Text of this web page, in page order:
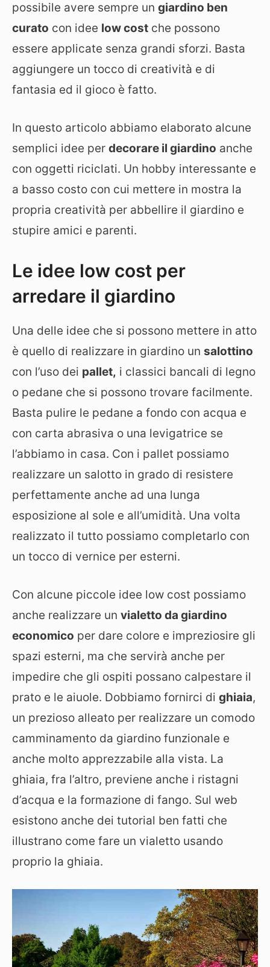
possibile avere sempre un giardino ben
curato con idee low cost che possono
essere applicate senza grandi sforzi. Basta
aggiungere un tocco di creatività e di
fantasia ed il gioco è fatto.
In questo articolo abbiamo elaborato alcune
semplici idee per decorare il giardino anche
con oggetti riciclati. Un hobby interessante e
a basso costo con cui mettere in mostra la
propria creatività per abbellire il giardino e
stupire amici e parenti.
Le idee low cost per
arredare il giardino
Una delle idee che si possono mettere in atto
è quello di realizzare in giardino un salottino
con l’uso dei pallet, i classici bancali di legno
o pedane che si possono trovare facilmente.
Basta pulire le pedane a fondo con acqua e
con carta abrasiva o una levigatrice se
l’abbiamo in casa. Con i pallet possiamo
realizzare un salotto in grado di resistere
perfettamente anche ad una lunga
esposizione al sole e all’umidità. Una volta
realizzato il tutto possiamo completarlo con
un tocco di vernice per esterni.
Con alcune piccole idee low cost possiamo
anche realizzare un vialetto da giardino
economico per dare colore e impreziosire gli
spazi esterni, ma che servirà anche per
impedire che gli ospiti possano calpestare il
prato e le aiuole. Dobbiamo fornirci di ghiaia,
un prezioso alleato per realizzare un comodo
camminamento da giardino funzionale e
anche molto apprezzabile alla vista. La
ghiaia, fra l’altro, previene anche i ristagni
d’acqua e la formazione di fango. Sul web
esistono anche dei tutorial ben fatti che
illustrano come fare un vialetto usando
proprio la ghiaia.